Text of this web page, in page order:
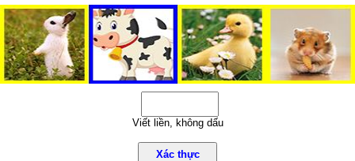
Viết liền, không dấu
Xác thực